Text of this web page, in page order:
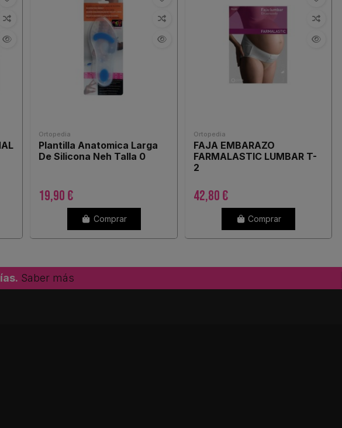
Ortopedia
Plantilla Anatomica Larga
De Silicona Neh Talla 0
19,90 €
Comprar
Ortopedia
FAJA EMBARAZO
FARMALASTIC LUMBAR T-
2
42,80 €
Comprar
Saber más